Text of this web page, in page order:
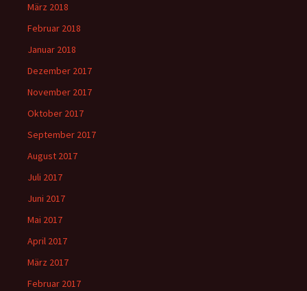
März 2018
Februar 2018
Januar 2018
Dezember 2017
November 2017
Oktober 2017
September 2017
August 2017
Juli 2017
Juni 2017
Mai 2017
April 2017
März 2017
Februar 2017